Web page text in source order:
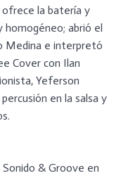
la batería y
homogéneo; abrió el
Medina e interpretó
Cover con Ilan
Yeferson
en la salsa y
& Groove en